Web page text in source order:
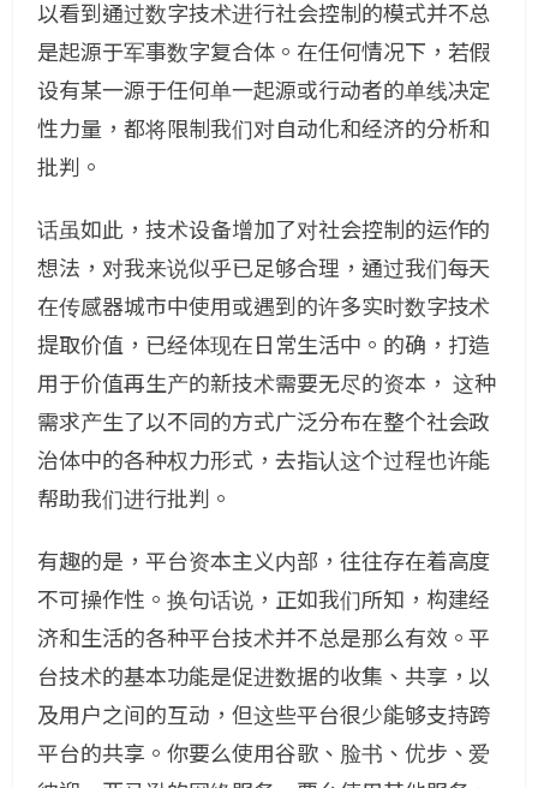
以看到通过数字技术进行社会控制的模式并不总
是起源于军事数字复合体。在任何情况下，若假
设有某一源于任何单一起源或行动者的单线决定
性力量，都将限制我们对自动化和经济的分析和
批判。
话虽如此，技术设备增加了对社会控制的运作的
想法，对我来说似乎已足够合理，通过我们每天
在传感器城市中使用或遇到的许多实时数字技术
提取价值，已经体现在日常生活中。的确，打造
用于价值再生产的新技术需要无尽的资本， 这种
需求产生了以不同的方式广泛分布在整个社会政
治体中的各种权力形式，去指认这个过程也许能
帮助我们进行批判。
有趣的是，平台资本主义内部，往往存在着高度
不可操作性。换句话说，正如我们所知，构建经
济和生活的各种平台技术并不总是那么有效。平
台技术的基本功能是促进数据的收集、共享，以
及用户之间的互动，但这些平台很少能够支持跨
平台的共享。你要么使用谷歌、脸书、优步、爱